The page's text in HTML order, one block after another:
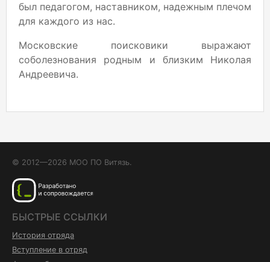
был педагогом, наставником, надежным плечом
для каждого из нас.
Московские поисковики выражают
соболезнования родным и близким Николая
Андреевича.
© 2012—2026 МОО ПО Витязь.
БЫСТРЫЕ ССЫЛКИ
История отряда
Вступление в отряд